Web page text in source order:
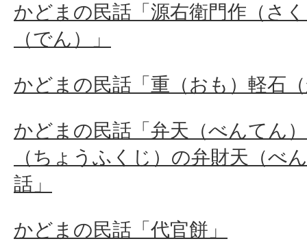
かどまの民話「源右衛門作（さ
（でん）」
かどまの民話「重（おも）軽石
かどまの民話「弁天（べんてん
（ちょうふくじ）の弁財天（べ
話」
かどまの民話「代官餅」